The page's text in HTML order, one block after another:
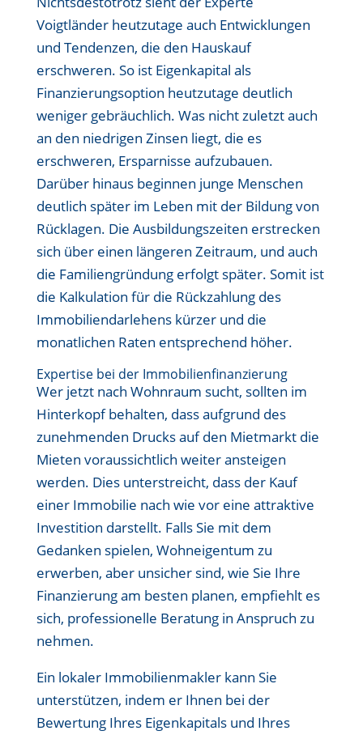
Voigtländer heutzutage auch Entwicklungen
und Tendenzen, die den Hauskauf
erschweren. So ist Eigenkapital als
Finanzierungsoption heutzutage deutlich
weniger gebräuchlich. Was nicht zuletzt auch
an den niedrigen Zinsen liegt, die es
erschweren, Ersparnisse aufzubauen.
Darüber hinaus beginnen junge Menschen
deutlich später im Leben mit der Bildung von
Rücklagen. Die Ausbildungszeiten erstrecken
sich über einen längeren Zeitraum, und auch
die Familiengründung erfolgt später. Somit ist
die Kalkulation für die Rückzahlung des
Immobiliendarlehens kürzer und die
monatlichen Raten entsprechend höher.
Expertise bei der Immobilienfinanzierung
Wer jetzt nach Wohnraum sucht, sollten im
Hinterkopf behalten, dass aufgrund des
zunehmenden Drucks auf den Mietmarkt die
Mieten voraussichtlich weiter ansteigen
werden. Dies unterstreicht, dass der Kauf
einer Immobilie nach wie vor eine attraktive
Investition darstellt. Falls Sie mit dem
Gedanken spielen, Wohneigentum zu
erwerben, aber unsicher sind, wie Sie Ihre
Finanzierung am besten planen, empfiehlt es
sich, professionelle Beratung in Anspruch zu
nehmen.
Ein lokaler Immobilienmakler kann Sie
unterstützen, indem er Ihnen bei der
Bewertung Ihres Eigenkapitals und Ihres